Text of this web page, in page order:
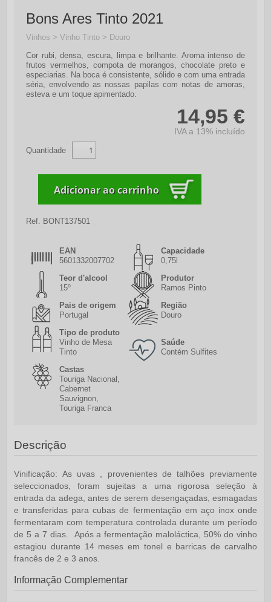
Bons Ares Tinto 2021
Vinhos > Vinho Tinto > Douro
Cor rubi, densa, escura, limpa e brilhante. Aroma intenso de
frutos vermelhos, compota de morangos, chocolate preto e
especiarias. Na boca é consistente, sólido e com uma entrada
séria, envolvendo as nossas papilas com notas de amoras,
esteva e um toque apimentado.
14,95 €
IVA a 13% incluído
Quantidade
Ref. BONT137501
EAN
5601332007702
Capacidade
0,75l
Teor d'alcool
15º
Produtor
Ramos Pinto
Pais de origem
Portugal
Região
Douro
Tipo de produto
Vinho de Mesa
Tinto
Saúde
Contém Sulfites
Castas
Touriga Nacional,
Cabernet
Sauvignon,
Touriga Franca
Descrição
Vinificação:As uvas , provenientes de talhões previamente
seleccionados, foram sujeitas a uma rigorosa seleção à
entrada da adega, antes de serem desengaçadas, esmagadas
e transferidas para cubas de fermentação em aço inox onde
fermentaram com temperatura controlada durante um período
de 5 a 7 dias. Após a fermentação maloláctica, 50% do vinho
estagiou durante 14 meses em tonel e barricas de carvalho
francês de 2 e 3 anos.
Informação Complementar